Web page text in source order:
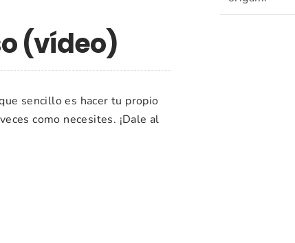
(vídeo)
sencillo es hacer tu propio
como necesites. ¡Dale al